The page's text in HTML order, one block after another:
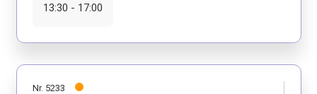
13:30 - 17:00
Nr. 5233